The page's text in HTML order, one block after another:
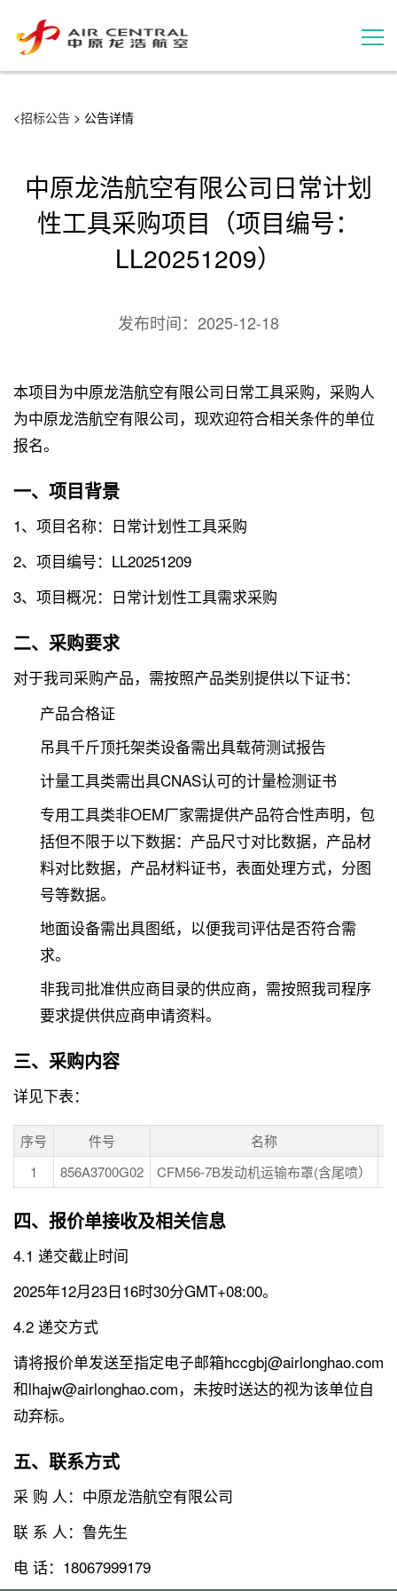
用户案例
<招标公告 > 公告详情
中原龙浩航空有限公司日常计划
性工具采购项目（项目编号：
LL20251209）
发布时间： 2025-12-18
本项目为中原龙浩航空有限公司日常工具采购，采购人
为中原龙浩航空有限公司，现欢迎符合相关条件的单位
报名。
一、项目背景
1、项目名称：日常计划性工具采购
2、项目编号：LL20251209
3、项目概况：日常计划性工具需求采购
二、采购要求
对于我司采购产品，需按照产品类别提供以下证书：
产品合格证
吊具千斤顶托架类设备需出具载荷测试报告
计量工具类需出具CNAS认可的计量检测证书
专用工具类非OEM厂家需提供产品符合性声明，包
括但不限于以下数据：产品尺寸对比数据，产品材
料对比数据，产品材料证书，表面处理方式，分图
号等数据。
地面设备需出具图纸，以便我司评估是否符合需
求。
非我司批准供应商目录的供应商，需按照我司程序
要求提供供应商申请资料。
三、采购内容
详见下表：
序号 件号 名称
1
856A3700G02 CFM56-7B发动机运输布罩(含尾喷）
四、报价单接收及相关信息
4.1 递交截止时间
2025年12月23日16时30分GMT+08:00。
4.2 递交方式
请将报价单发送至指定电子邮箱hccgbj@airlonghao.com
和lhajw@airlonghao.com，未按时送达的视为该单位自
动弃标。
五、联系方式
采 购 人：中原龙浩航空有限公司
联 系 人：鲁先生
电 话：18067999179